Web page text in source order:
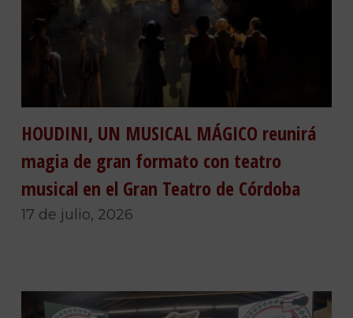
HOUDINI, UN MUSICAL MÁGICO reunirá
magia de gran formato con teatro
musical en el Gran Teatro de Córdoba
17 de julio, 2026